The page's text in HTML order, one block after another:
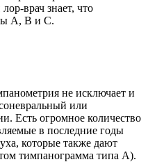
врач знает, что
A, В и С.
не исключает и
или
Есть огромное количество
в последние годы
которые также дают
тимпанограмма типа А).